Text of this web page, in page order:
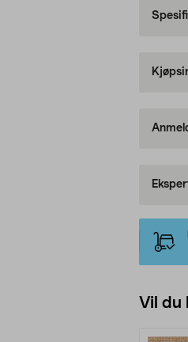
Vil du